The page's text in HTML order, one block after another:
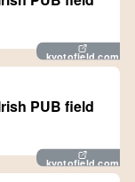
kyotofield.com
PUB field
kyotofield.com